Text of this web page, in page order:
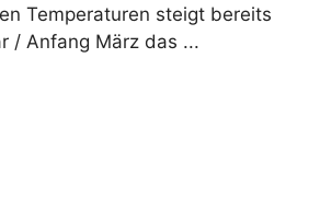
Temperaturen steigt bereits
/ Anfang März das ...